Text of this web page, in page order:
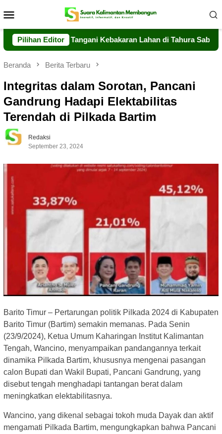
ke
Mobile
Pilihan Editor
Sigap Tangani Kebakaran Lahan di Tahura Sabaru
Beranda Berita Terbaru
Integritas dalam Sorotan, Pancani
Gandrung Hadapi Elektabilitas
Terendah di Pilkada Bartim
Redaksi
September 23, 2024
Barito Timur – Pertarungan politik Pilkada 2024 di Kabupaten
Barito Timur (Bartim) semakin memanas. Pada Senin
(23/9/2024), Ketua Umum Kaharingan Institut Kalimantan
Tengah, Wancino, menyampaikan pandangannya terkait
dinamika Pilkada Bartim, khususnya mengenai pasangan
calon Bupati dan Wakil Bupati, Pancani Gandrung, yang
disebut tengah menghadapi tantangan berat dalam
meningkatkan elektabilitasnya.
Wancino, yang dikenal sebagai tokoh muda Dayak dan aktif
mengamati Pilkada Bartim, mengungkapkan bahwa Pancani